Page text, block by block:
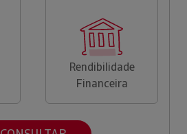
Rendibilidade
Financeira